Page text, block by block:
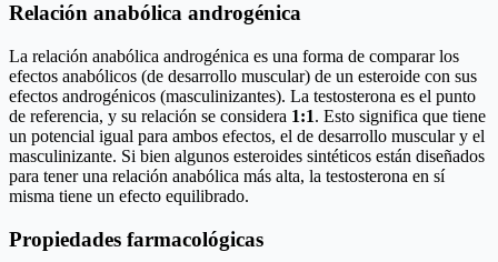
Relación anabólica androgénica
La relación anabólica androgénica es una forma de comparar los
efectos anabólicos (de desarrollo muscular) de un esteroide con sus
efectos androgénicos (masculinizantes). La testosterona es el punto
de referencia, y su relación se considera 1:1. Esto significa que tiene
un potencial igual para ambos efectos, el de desarrollo muscular y el
masculinizante. Si bien algunos esteroides sintéticos están diseñados
para tener una relación anabólica más alta, la testosterona en sí
misma tiene un efecto equilibrado.
Propiedades farmacológicas